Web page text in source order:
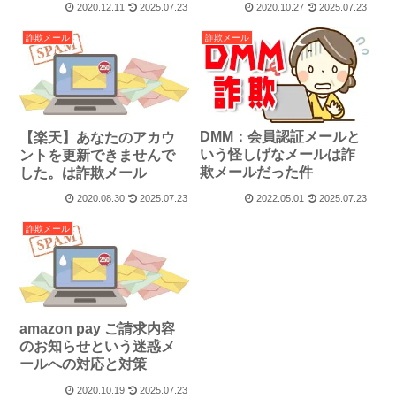
2020.12.11 2025.07.23 2020.10.27 2025.07.23
詐欺メール
【楽天】あなたのアカウ
ントを更新できませんで
した。は詐欺メール
2020.08.30 2025.07.23
詐欺メール
DMM：会員認証メールと
いう怪しげなメールは詐
欺メールだった件
2022.05.01 2025.07.23
詐欺メール
amazon pay ご請求内容
のお知らせという迷惑メ
ールへの対応と対策
2020.10.19 2025.07.23